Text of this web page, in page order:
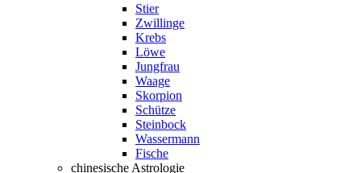
Stier
Zwillinge
Krebs
Löwe
Jungfrau
Waage
Skorpion
Schütze
Steinbock
Wassermann
Fische
chinesische Astrologie